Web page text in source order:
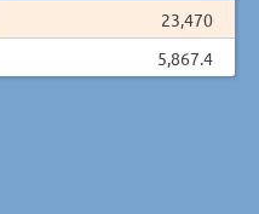
23,470
5,867.4